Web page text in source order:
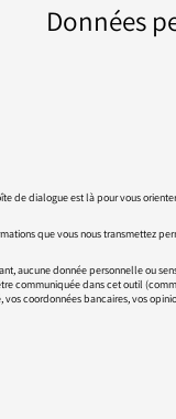
Données
de dialogue est là pour vous
que vous nous transmettez
aucune donnée personnelle ou
communiquée dans cet outil
vos coordonnées bancaires, vos